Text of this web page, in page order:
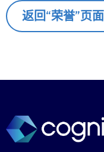
返回“荣誉”页面